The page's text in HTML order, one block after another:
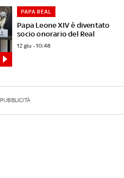
Papa Leone XIV è diventato
socio onorario del Real
PAPA REAL
12 giu - 10:48
PUBBLICITÀ